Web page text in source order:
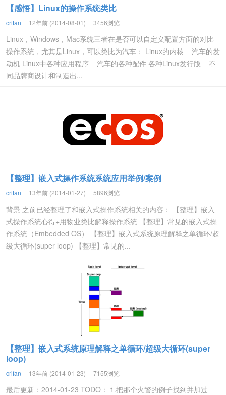
【感悟】Linux的操作系统类比
crifan 12年前 (2014-08-01) 3456浏览
Linux，Windows，Mac系统三者在是否可以自定义配置方面的对比
操作系统，尤其是Linux，可以类比为汽车： Linux的内核==汽车的发
动机 Linux中各种应用程序==汽车的各种配件 各种Linux发行版==不
同品牌商设计和制造出...
【整理】嵌入式操作系统系统应用举例/案例
crifan 13年前 (2014-01-27) 5896浏览
背景 之前已经整理了和嵌入式操作系统相关的内容： 【整理】嵌入
式操作系统心得+用物业类比解释操作系统 【整理】常见的嵌入式操
作系统（Embedded OS） 【整理】嵌入式系统原理解释之单循环/超
级大循环(super loop) 【整理】常见的...
【整理】嵌入式系统原理解释之单循环/超级大循环(super
loop)
crifan 13年前 (2014-01-23) 7155浏览
最后更新：2014-01-23 TODO： 1.把那个火警的例子找到并加过